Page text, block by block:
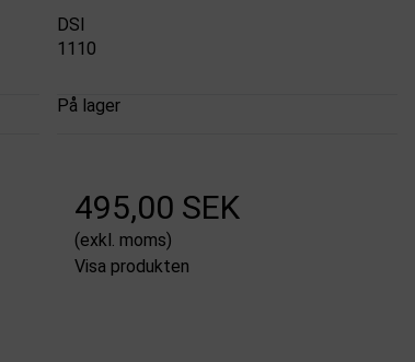
DSI
1110
På lager
495,00 SEK
(exkl. moms)
Visa produkten